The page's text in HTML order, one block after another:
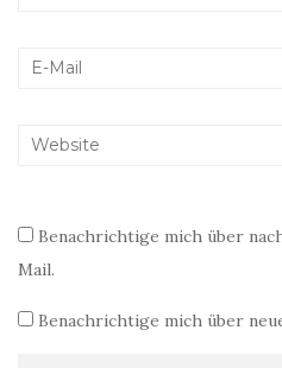
Benachrichtige mich über
Mail.
Benachrichtige mich über